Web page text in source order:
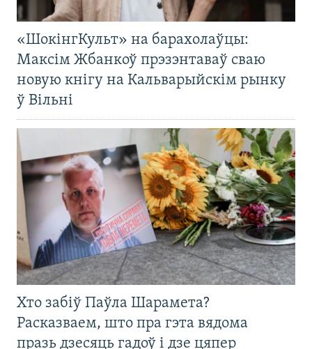
«ШокінгКульт» на барахолаўцы:
Максім Жбанкоў прэзэнтаваў сваю
новую кнігу на Кальварыйскім рынку
ў Вільні
Хто забіў Паўла Шарамета?
Расказваем, што пра гэта вядома
празь дзесяць гадоў і дзе цяпер